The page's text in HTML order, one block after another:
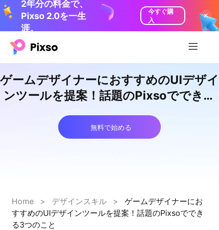
2年分の料金で、
Pixso 2.0を一生
涯。
今すぐ購
入
ゲームデザイナーにおすすめのUIデザイ
ンツールを提案！話題のPixsoでできる
無料で始める
Home > デザインスキル >
ゲームデザイナーにお
すすめのUIデザインツールを提案！話題のPixsoででき
る3つのこと